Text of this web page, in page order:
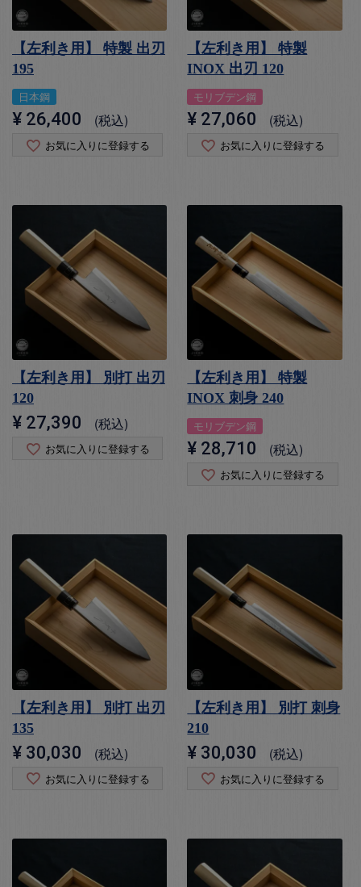
【左利き用】 特製 出刃
195
日本鋼
¥ 26,400 税込
お気に入りに登録する
【左利き用】 特製
INOX 出刃 120
モリブデン鋼
¥ 27,060 税込
お気に入りに登録する
【左利き用】 別打 出刃
120
¥ 27,390 税込
お気に入りに登録する
【左利き用】 特製
INOX 刺身 240
モリブデン鋼
¥ 28,710 税込
お気に入りに登録する
【左利き用】 別打 出刃
135
¥ 30,030 税込
お気に入りに登録する
【左利き用】 別打 刺身
210
¥ 30,030 税込
お気に入りに登録する